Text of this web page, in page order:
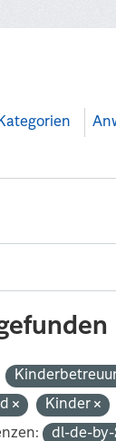
Kinder
dl-de-